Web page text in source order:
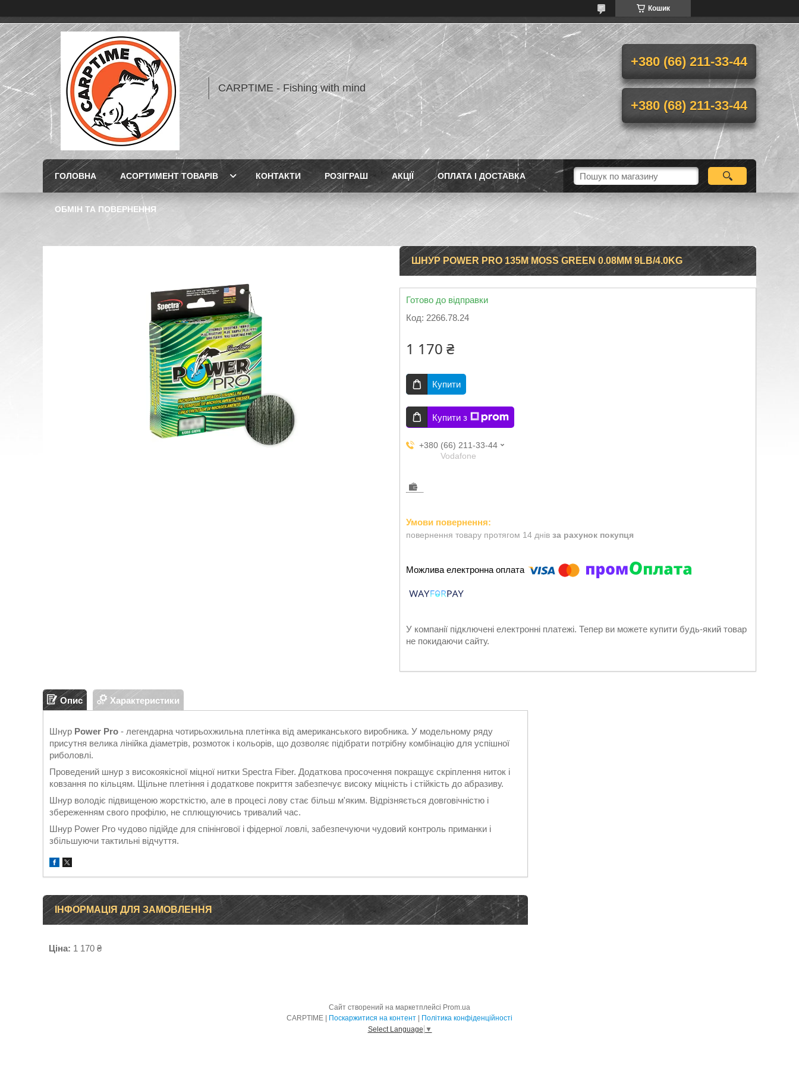
Кошик
CARPTIME - Fishing with mind
+380 (66) 211-33-44
+380 (68) 211-33-44
ГОЛОВНА АСОРТИМЕНТ ТОВАРІВ КОНТАКТИ РОЗІГРАШ АКЦІЇ ОПЛАТА І ДОСТАВКА
ОБМІН ТА ПОВЕРНЕННЯ
ШНУР POWER PRO 135M MOSS GREEN 0.08MM 9LB/4.0KG
Готово до відправки
Код: 2266.78.24
1 170 ₴
Купити
Купити з
+380 (66) 211-33-44
Vodafone
повернення товару протягом 14 днів за рахунок покупця
У компанії підключені електронні платежі. Тепер ви можете купити будь-який товар
не покидаючи сайту.
Опис Характеристики
Шнур Power Pro - легендарна чотирьохжильна плетінка від американського виробника. У модельному ряду
присутня велика лінійка діаметрів, розмоток і кольорів, що дозволяє підібрати потрібну комбінацію для успішної
риболовлі.
Проведений шнур з високоякісної міцної нитки Spectra Fiber. Додаткова просочення покращує скріплення ниток і
ковзання по кільцям. Щільне плетіння і додаткове покриття забезпечує високу міцність і стійкість до абразиву.
Шнур володіє підвищеною жорсткістю, але в процесі лову стає більш м'яким. Відрізняється довговічністю і
збереженням свого профілю, не сплющуючись тривалий час.
Шнур Power Pro чудово підійде для спінінгової і фідерної ловлі, забезпечуючи чудовий контроль приманки і
збільшуючи тактильні відчуття.
ІНФОРМАЦІЯ ДЛЯ ЗАМОВЛЕННЯ
Ціна: 1 170 ₴
Сайт створений на маркетплейсі Prom.ua
Поскаржитися на контент
Політика конфіденційності
Select Language ▼